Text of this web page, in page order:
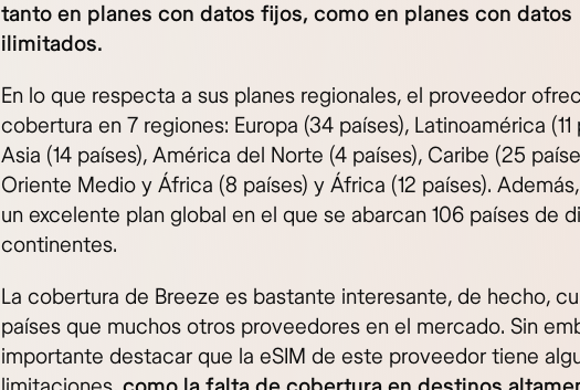
tanto en planes con datos fijos, como en planes con datos
ilimitados.
En lo que respecta a sus planes regionales, el proveedor
cobertura en 7 regiones: Europa (34 países), Latinoamérica (11
Asia (14 países), América del Norte (4 países), Caribe (25
Oriente Medio y África (8 países) y África (12 países).
un excelente plan global en el que se abarcan 106 países de
continentes.
La cobertura de Breeze es bastante interesante, de hecho,
países que muchos otros proveedores en el mercado. Sin
importante destacar que la eSIM de este proveedor tiene